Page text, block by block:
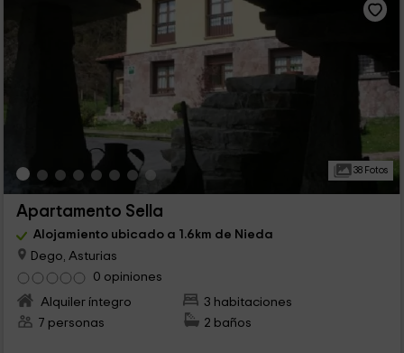
38 Fotos
Apartamento Sella
Alojamiento ubicado a 1.6km de Nieda
Dego, Asturias
0 opiniones
Alquiler íntegro
3 habitaciones
7 personas
2 baños